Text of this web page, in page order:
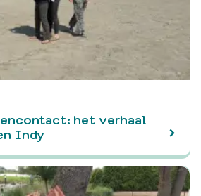
het verhaal
Indy